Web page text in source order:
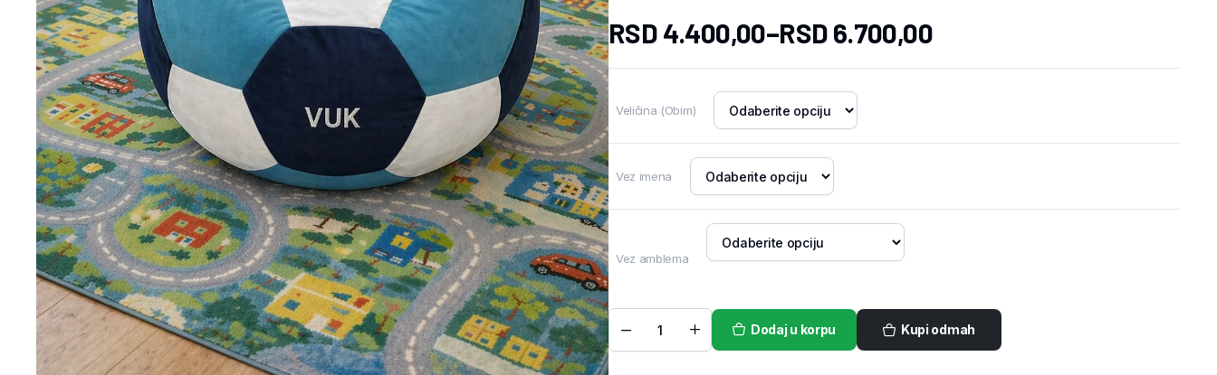
RSD4.400,00–RSD6.700,00
Veličina (Obim)
Vez imena
Vez amblema
Dodaj u korpu Kupi odmah